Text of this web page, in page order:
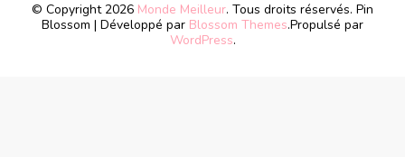
© Copyright 2026 Monde Meilleur. Tous droits réservés. Pin
Blossom | Développé par Blossom Themes.Propulsé par
WordPress.